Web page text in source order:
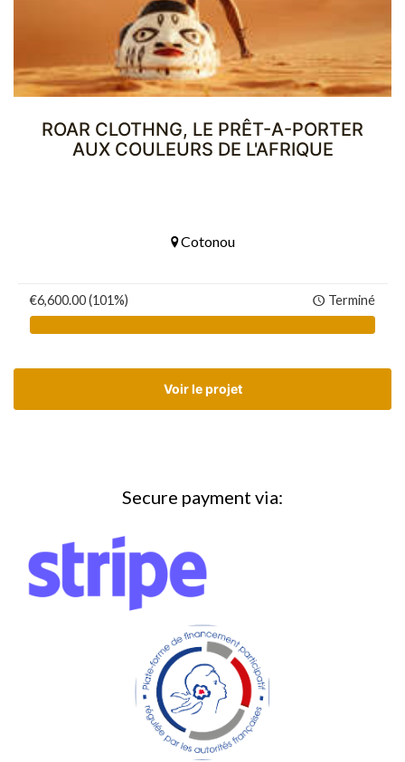
ROAR CLOTHNG, LE PRÊT-A-PORTER
AUX COULEURS DE L'AFRIQUE
Cotonou
€6,600.00 (101%) Terminé
Voir le projet
Secure payment via: